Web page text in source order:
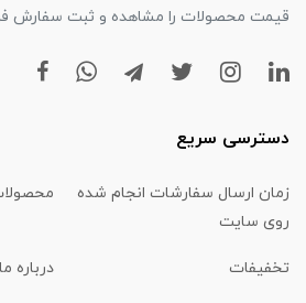
قیمت محصولات را مشاهده و ثبت سفارش
دسترسی سریع
زمان ارسال سفارشات انجام شده
روی سایت
تخفیفات درباره ما